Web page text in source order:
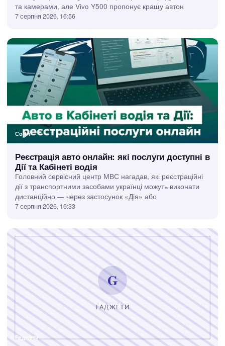
та камерами, але Vivo Y500 пропонує кращу автон
7 серпня 2026, 16:56
Софт
Реєстрація авто онлайн: які послуги доступні в
Дії та Кабінеті водія
Головний сервісний центр МВС нагадав, які реєстраційні
дії з транспортними засобами українці можуть виконати
дистанційно — через застосунок «Дія» або
7 серпня 2026, 16:33
Гаджети